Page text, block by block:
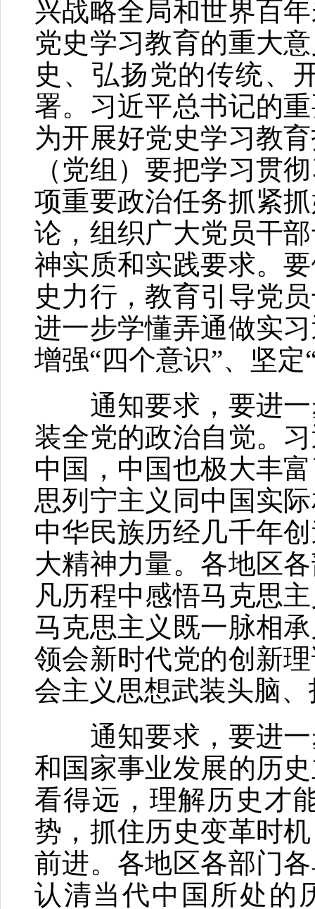
兴战略全局和世界百
党史学习教育的重大
史、弘扬党的传统、
署。习近平总书记的
为开展好党史学习教
（党组）要把学习贯
项重要政治任务抓紧
论，组织广大党员干
神实质和实践要求。
史力行，教育引导党
进一步学懂弄通做实
增强“四个意识”、坚
通知要求，要进一
装全党的政治自觉。
中国，中国也极大丰
思列宁主义同中国实
中华民族历经几千年
大精神力量。各地区
凡历程中感悟马克思
马克思主义既一脉相
领会新时代党的创新
会主义思想武装头脑
通知要求，要进一
和国家事业发展的历
看得远，理解历史才
势，抓住历史变革时
前进。各地区各部门
认清当代中国所处的